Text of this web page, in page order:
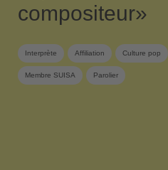
compositeur»
Interprète Affiliation Culture pop
Membre SUISA Parolier